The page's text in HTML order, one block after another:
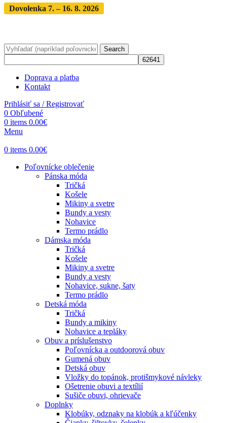
Dovolenka 7. – 16. 8. 2026
Search
Doprava a platba
Kontakt
Prihlásiť sa / Registrovať
0 Obľubené
0 items 0.00€
Menu
0 items 0.00€
Poľovnícke oblečenie
Pánska móda
Tričká
Košele
Mikiny a svetre
Bundy a vesty
Nohavice
Termo prádlo
Dámska móda
Tričká
Košele
Mikiny a svetre
Bundy a vesty
Nohavice, sukne, šaty
Termo prádlo
Detská móda
Tričká
Bundy a mikiny
Nohavice a tepláky
Obuv a príslušenstvo
Poľovnícka a outdoorová obuv
Gumená obuv
Detská obuv
Vložky do topánok, protišmykové návleky
Ošetrenie obuvi a textílií
Sušiče obuvi, ohrievače
Doplnky
Klobúky, odznaky na klobúk a kľúčenky